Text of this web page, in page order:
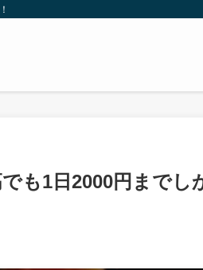
も1日2000円までし